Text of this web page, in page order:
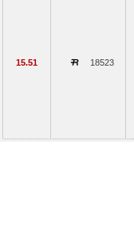
15.51 18523